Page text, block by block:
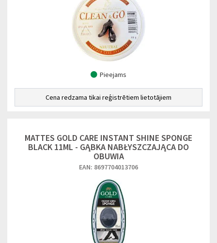
Pieejams
Cena redzama tikai reģistrētiem lietotājiem
MATTES GOLD CARE INSTANT SHINE SPONGE
BLACK 11ML - GĄBKA NABŁYSZCZAJĄCA DO
OBUWIA
EAN: 8697704013706